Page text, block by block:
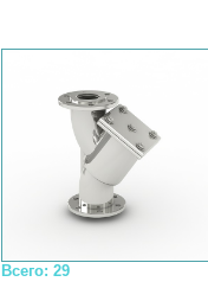
Всего: 29